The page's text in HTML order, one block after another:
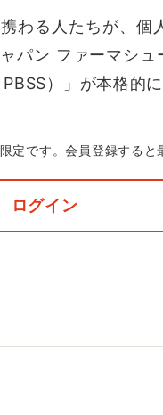
わる人たちが、個
パン ファーマシ
）」が本格的
定です。会員登録すると
ログイン